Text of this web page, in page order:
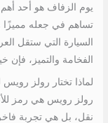
يوم الزفاف هو أحد
تساهم في جعله مميزًا
السيارة التي ستقل
الفخامة والتميز، فإن
لماذا تختار رولز
رولز رويس هي رمز
نقل، بل هي تجربة